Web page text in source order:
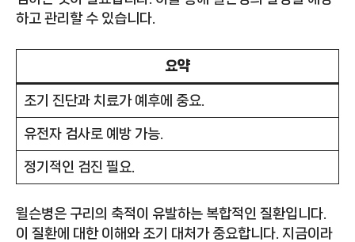
하고 관리할 수 있습니다.
요약
조기 진단과 치료가 예후에 중요.
유전자 검사로 예방 가능.
정기적인 검진 필요.
윌슨병은 구리의 축적이 유발하는 복합적인 질환입니다.
이 질환에 대한 이해와 조기 대처가 중요합니다. 지금이라